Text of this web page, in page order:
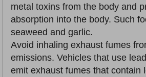
metal toxins from the body and
absorption into the body. Such
seaweed and garlic.
Avoid inhaling exhaust fumes
emissions. Vehicles that use
emit exhaust fumes that contain